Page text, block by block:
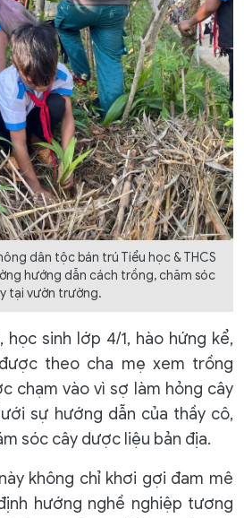
dân tộc bán trú Tiểu học & THCS
hướng dẫn cách trồng, chăm sóc
tại vườn trường.
học sinh lớp 4/1, hào hứng kể,
theo cha mẹ xem trồng
chạm vào vì sợ làm hỏng cây
sự hướng dẫn của thầy cô,
sóc cây dược liệu bản địa.
không chỉ khơi gợi đam mê
hướng nghề nghiệp tương